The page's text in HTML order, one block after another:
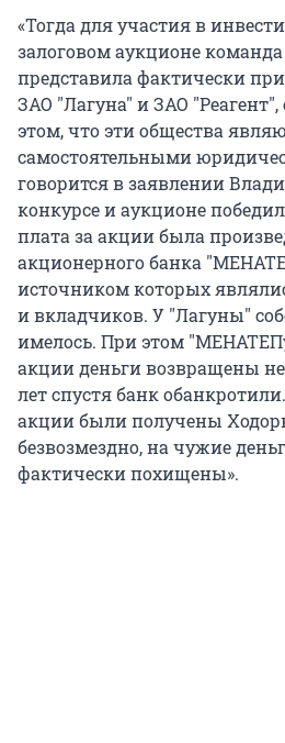
«Тогда для участия в
залоговом аукционе
представила фактически
ЗАО "Лагуна" и ЗАО
этом, что эти общества
самостоятельными
говорится в заявлении
конкурсе и аукционе
плата за акции была
акционерного банка
источником которых
и вкладчиков. У "Лагуны"
имелось. При этом
акции деньги возвращены
лет спустя банк
акции были получены
безвозмездно, на чужие
фактически похищены».